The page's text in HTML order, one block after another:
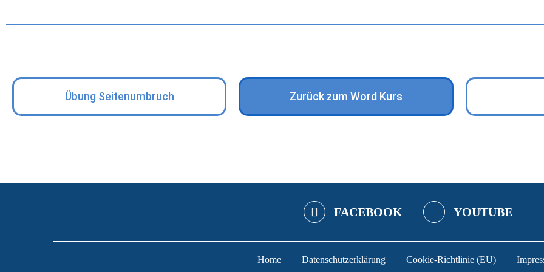
Übung Seitenumbruch Zurück zum Word Kurs
FACEBOOK YOUTUBE
Home Datenschutzerklärung Cookie-Richtlinie (EU)